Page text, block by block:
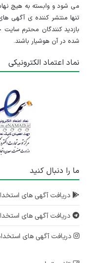
می شود و وابسته به هیچ
تنها منتشر کننده ی آگهی
بازدید کنندگان محترم
شده در آن هوشیار باشند.
نماد اعتماد الکترونیکی
ما را دنبال کنید
دریافت آگهی های
دریافت آگهی های
دریافت آگهی های